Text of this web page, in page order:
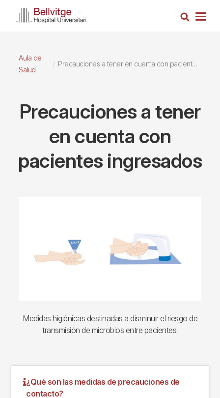
Busca
Aula de
Salud
Precauciones a tener en cuenta con pacientes ingresados
Precauciones a tener
en cuenta con
pacientes ingresados
Medidas higiénicas destinadas a disminuir el riesgo de
transmisión de microbios entre pacientes.
¿Qué son las medidas de precauciones de
contacto?